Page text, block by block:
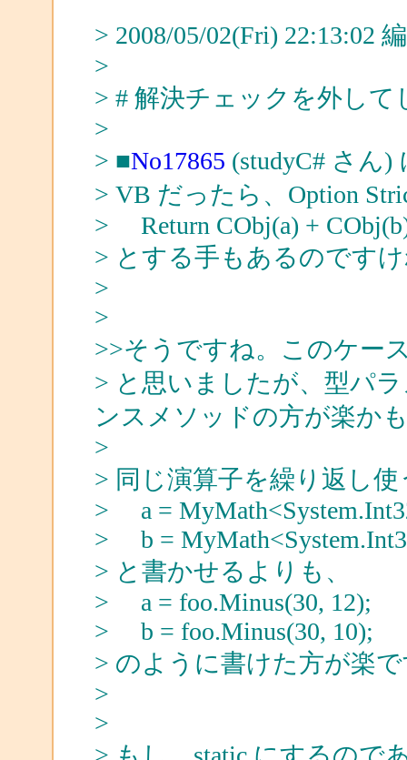
> 2008/05/02(Fri) 22:13:02
>
> # 解決チェックを外し
>
> ■No17865 (studyC# さん)
> VB だったら、Option
> Return CObj(a) +
> とする手もあるのです
>
>
>>そうですね。このケー
> と思いましたが、型パ
ンスメソッドの方が楽か
>
> 同じ演算子を繰り返し
> a =
> b =
> と書かせるよりも、
> a = foo.Minus(30, 12);
> b = foo.Minus(30, 10);
> のように書けた方が楽
>
>